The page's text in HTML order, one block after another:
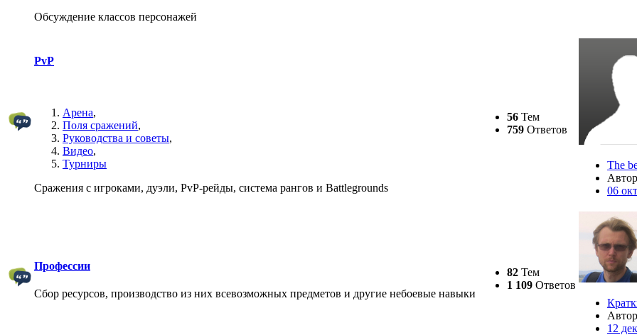
Обсуждение классов персонажей
PvP
Арена,
Поля сражений,
Руководства и советы,
Видео,
Турниры
Сражения с игроками, дуэли, PvP-рейды, система рангов и Battlegrounds
56 Тем
759 Ответов
The
06
Профессии
Сбор ресурсов, производство из них всевозможных предметов и другие небоевые навыки
82 Тем
1 109 Ответов
12